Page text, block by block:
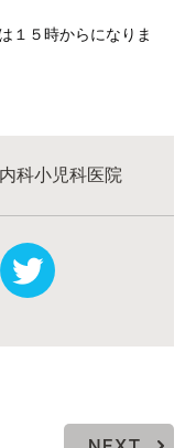
１５時からになりま
科小児科医院